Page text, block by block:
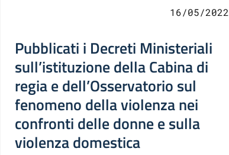
16/05/2022
Pubblicati i Decreti Ministeriali
sull’istituzione della Cabina di
regia e dell’Osservatorio sul
fenomeno della violenza nei
confronti delle donne e sulla
violenza domestica